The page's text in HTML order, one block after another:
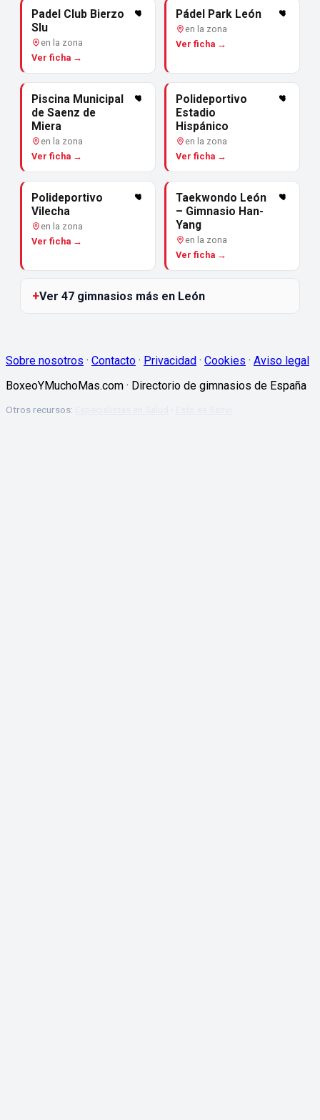
Padel Club Bierzo
Slu
en la zona
Ver ficha →
Pádel Park León
en la zona
Ver ficha →
Piscina Municipal
de Saenz de
Miera
en la zona
Ver ficha →
Polideportivo
Estadio
Hispánico
en la zona
Ver ficha →
Polideportivo
Vilecha
en la zona
Ver ficha →
Taekwondo León
– Gimnasio Han-
Yang
en la zona
Ver ficha →
Ver 47 gimnasios más en León
Sobre nosotros · Contacto · Privacidad · Cookies · Aviso legal
BoxeoYMuchoMas.com · Directorio de gimnasios de España
Otros recursos: ·